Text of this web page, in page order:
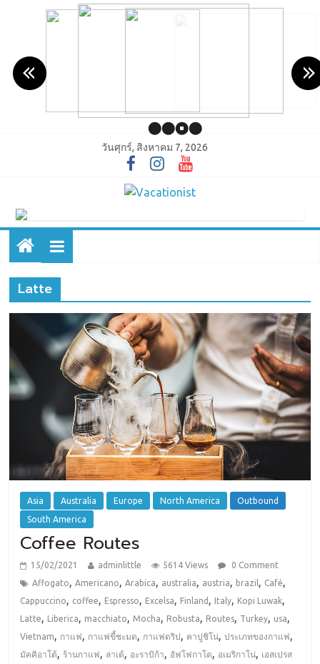
วันศุกร์, สิงหาคม 7, 2026
Latte
Asia Australia Europe North America
Outbound
South America
Coffee Routes
15/02/2021 adminlittle 5614 Views
0 Comment
Affogato,Americano,Arabica, australia, austria, brazil , Café,
Cappuccino, coffee, Espresso, Excelsa, Finland , Italy, Kopi Luwak,
Latte, Liberica, macchiato, Mocha, Robusta, Routes, Turkey, usa,
Vietnam, กาแฟ , กาแฟขี้ชะมด, กาแฟดริป , คาปูชิโน่,ประเภทของกาแฟ ,
มัคคิอาโต้, ร้านกาแฟ , ลาเต้, อะราบิก้า, อัฟโฟกาโต, อเมริกาโน่, เอสเปรส